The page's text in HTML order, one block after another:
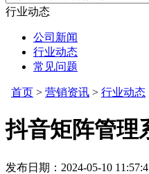
行业动态
公司新闻
行业动态
常见问题
首页 > 营销资讯 > 行业动态
抖音矩阵管理
发布日期：2024-05-10